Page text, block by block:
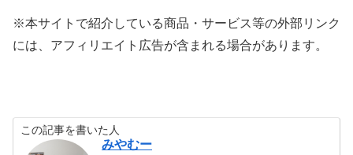
※本サイトで紹介している商品・サービス等の外部リンク
には、アフィリエイト広告が含まれる場合があります。
この記事を書いた人
みやむー